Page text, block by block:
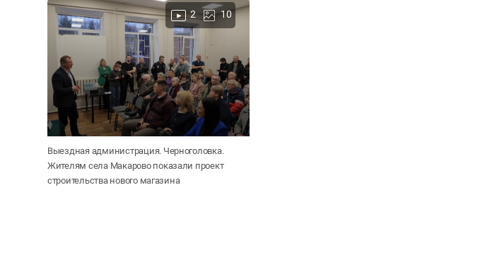
2 10
Выездная администрация. Черноголовка.
Жителям села Макарово показали проект
строительства нового магазина